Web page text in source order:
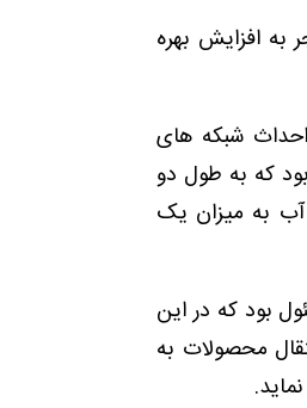
که منجر به افزایش بهره
شبکه های
دشت بود که به طول دو
موجب کاهش تلفات آب به میزان یک
مسئول بود که در این
محصولات به